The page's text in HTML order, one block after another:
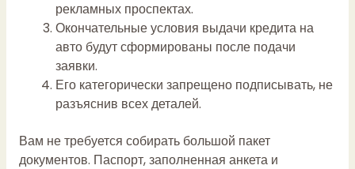
рекламных проспектах.
Окончательные условия выдачи кредита на
авто будут сформированы после подачи
заявки.
Его категорически запрещено подписывать, не
разъяснив всех деталей.
Вам не требуется собирать большой пакет
документов. Паспорт, заполненная анкета и